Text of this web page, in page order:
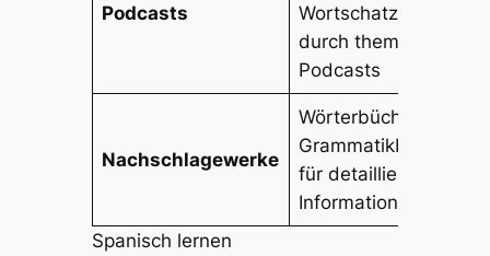
Podcasts
Wortschatztraining
durch thematische
Podcasts
Nachschlagewerke
Wörterbücher und
Grammatikbücher
für detaillierte
Informationen
Spanisch lernen